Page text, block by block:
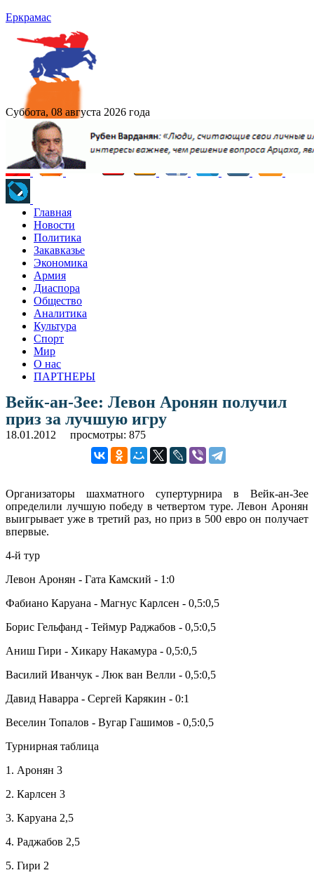
Еркрамас
Суббота, 08 августа 2026 года
Главная
Новости
Политика
Закавказье
Экономика
Армия
Диаспора
Общество
Аналитика
Культура
Спорт
Мир
О нас
ПАРТНЕРЫ
Вейк-ан-Зее: Левон Аронян получил
приз за лучшую игру
18.01.2012 просмотры: 875
Организаторы шахматного супертурнира в Вейк-ан-Зее
определили лучшую победу в четвертом туре. Левон Аронян
выигрывает уже в третий раз, но приз в 500 евро он получает
впервые.
4-й тур
Левон Аронян - Гата Камский - 1:0
Фабиано Каруана - Магнус Карлсен - 0,5:0,5
Борис Гельфанд - Теймур Раджабов - 0,5:0,5
Аниш Гири - Хикару Накамура - 0,5:0,5
Василий Иванчук - Люк ван Велли - 0,5:0,5
Давид Наварра - Сергей Карякин - 0:1
Веселин Топалов - Вугар Гашимов - 0,5:0,5
Турнирная таблица
1. Аронян 3
2. Карлсен 3
3. Каруана 2,5
4. Раджабов 2,5
5. Гири 2